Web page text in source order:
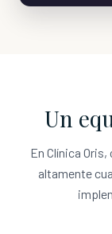
Un
En Clínica
altamente